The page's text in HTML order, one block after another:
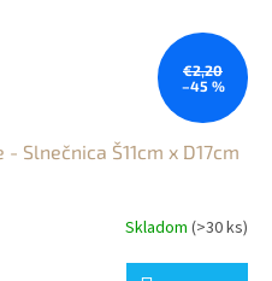
€2,20
–45 %
Slnečnica Š11cm x D17cm
Skladom (>30 ks)